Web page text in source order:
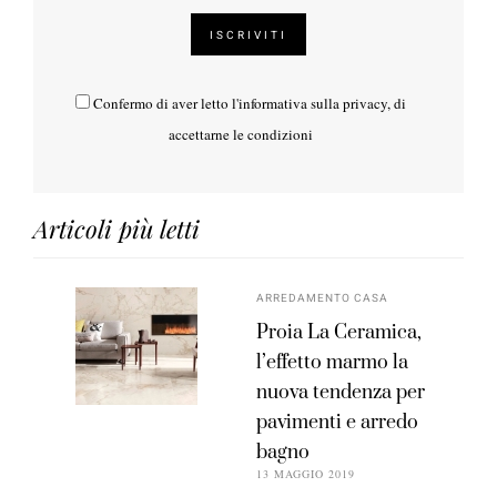
Confermo di aver letto l'informativa sulla privacy, di
accettarne le condizioni
Articoli più letti
ARREDAMENTO CASA
Proia La Ceramica,
l’effetto marmo la
nuova tendenza per
pavimenti e arredo
bagno
13 MAGGIO 2019